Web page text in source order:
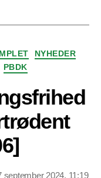
NYHEDER
PBDK
september 2024, 11:19